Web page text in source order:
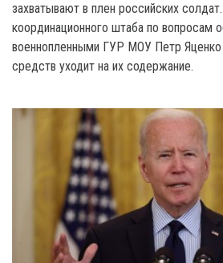
захватывают в плен российских
координационного штаба по вопросам
военнопленными ГУР МОУ Петр Яценко
средств уходит на их содержание.